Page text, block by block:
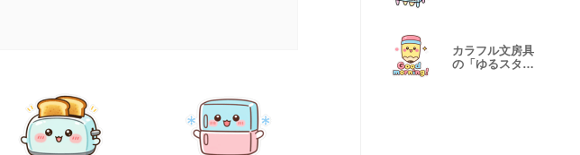
カラフル文房具
の「ゆるスタン